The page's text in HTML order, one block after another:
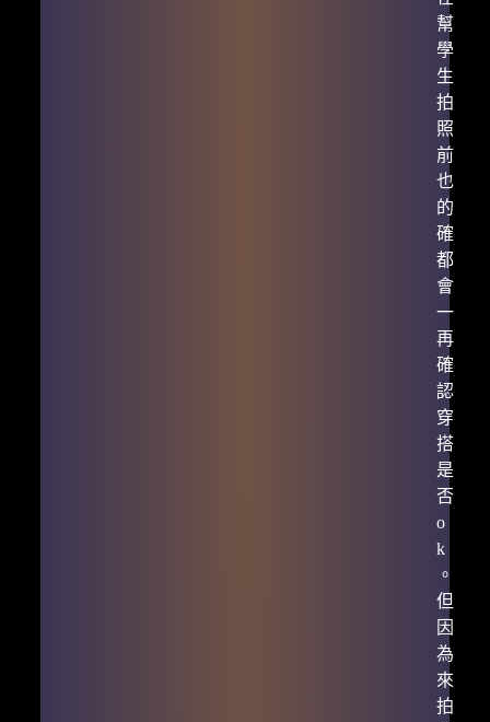
幫
學
生
拍
照
前
也
的
確
都
會
一
再
確
認
穿
搭
是
否
o
k
。
但
因
為
來
拍